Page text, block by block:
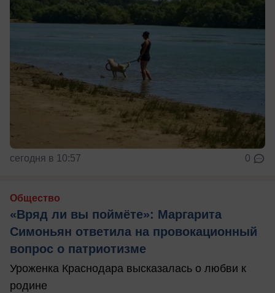
сегодня в 10:57 0
Общество
«Вряд ли вы поймёте»: Маргарита
Симоньян ответила на провокационный
вопрос о патриотизме
Уроженка Краснодара высказалась о любви к
родине